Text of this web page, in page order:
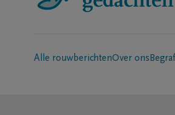
Alle rouwberichtenOver ons